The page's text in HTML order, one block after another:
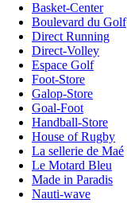
Basket-Center
Boulevard du Golf
Direct Running
Direct-Volley
Espace Golf
Foot-Store
Galop-Store
Goal-Foot
Handball-Store
House of Rugby
La sellerie de Maé
Le Motard Bleu
Made in Paradis
Nauti-wave